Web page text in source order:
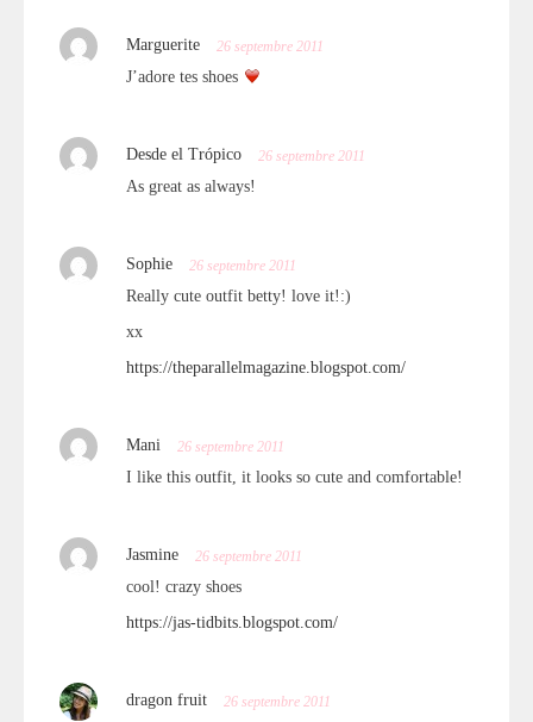
Marguerite 26 septembre 2011
J’adore tes shoes
Desde el Trópico 26 septembre 2011
As great as always!
Sophie 26 septembre 2011
Really cute outfit betty! love it!:)
xx
https://theparallelmagazine.blogspot.com/
Mani 26 septembre 2011
I like this outfit, it looks so cute and comfortable!
Jasmine 26 septembre 2011
cool! crazy shoes
https://jas-tidbits.blogspot.com/
dragon fruit 26 septembre 2011